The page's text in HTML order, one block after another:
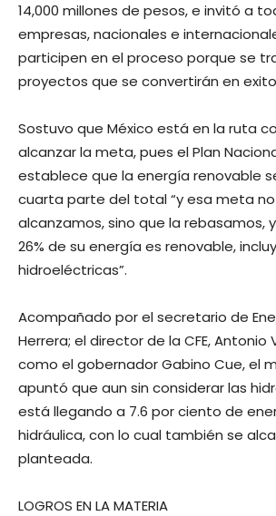
14,000 millones de pesos, e invitó a
empresas, nacionales e
participen en el proceso porque se
proyectos que se convertirán en
Sostuvo que México está en la ruta
alcanzar la meta, pues el Plan
establece que la energía renovable
cuarta parte del total “y esa meta no
alcanzamos, sino que la rebasamos,
26% de su energía es renovable,
hidroeléctricas”.
Acompañado por el secretario de
Herrera; el director de la CFE, Antonio
como el gobernador Gabino Cue, el
apuntó que aun sin considerar las
está llegando a 7.6 por ciento de
hidráulica, con lo cual también se
planteada.
LOGROS EN LA MATERIA